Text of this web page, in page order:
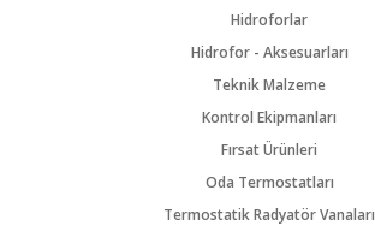
Hidroforlar
Hidrofor - Aksesuarları
Teknik Malzeme
Kontrol Ekipmanları
Fırsat Ürünleri
Oda Termostatları
Termostatik Radyatör Vanaları